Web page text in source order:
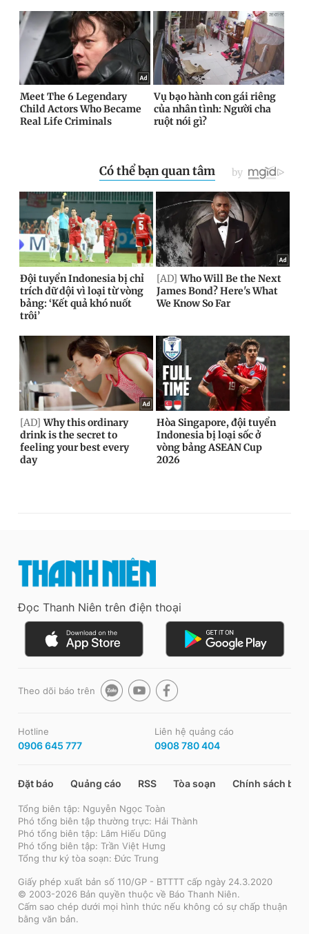
Đọc Thanh Niên trên điện thoại
Theo dõi báo trên
Hotline
0906 645 777
Liên hệ quảng cáo
0908 780 404
Đặt báo Quảng cáo RSS Tòa soạn Chính sách bảo
Tổng biên tập: Nguyễn Ngọc Toàn
Phó tổng biên tập thường trực: Hải Thành
Phó tổng biên tập: Lâm Hiếu Dũng
Phó tổng biên tập: Trần Việt Hưng
Tổng thư ký tòa soạn: Đức Trung
Giấy phép xuất bản số 110/GP - BTTTT cấp ngày 24.3.2020
© 2003-2026 Bản quyền thuộc về Báo Thanh Niên.
Cấm sao chép dưới mọi hình thức nếu không có sự chấp thuận
bằng văn bản.